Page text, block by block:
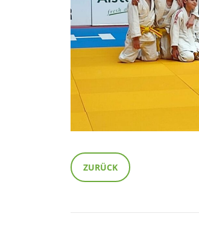
ZURÜCK